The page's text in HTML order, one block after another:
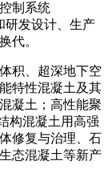
制系统
研发设计、生产
代。
积、超深地下空
特性混凝土及其
凝土；高性能聚
构混凝土用高强
修复与治理、石
态混凝土等新产